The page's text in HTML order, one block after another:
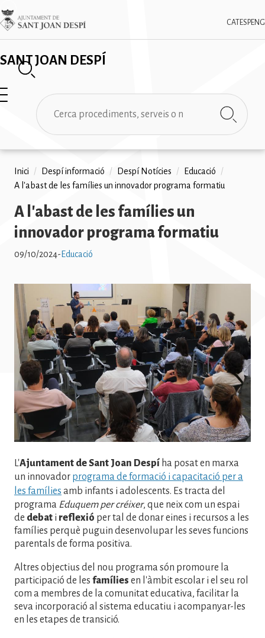
Vés
al
contingut
SANT JOAN DESPÍ
CAT ESPENG
Imatge
✕
Cerca
Fil
d'ariadna
Inici / Despí informació / Despí Notícies / Educació
/
A l'abast de les famílies un innovador programa formatiu
A l'abast de les famílies un
innovador programa formatiu
09/10/2024- Educació
Imatge
L'Ajuntament de Sant Joan Despí ha posat en marxa
un innovador programa de formació i capacitació per a
les famílies amb infants i adolescents. Es tracta del
programa Eduquem per créixer, que neix com un espai
de debat i reflexió per tal de donar eines i recursos a les
famílies perquè puguin desenvolupar les seves funcions
parentals de forma positiva.
Altres objectius del nou programa són promoure la
participació de les famílies en l'àmbit escolar i el seu rol
com a membres de la comunitat educativa, facilitar la
seva incorporació al sistema educatiu i acompanyar-les
en les etapes de transició.